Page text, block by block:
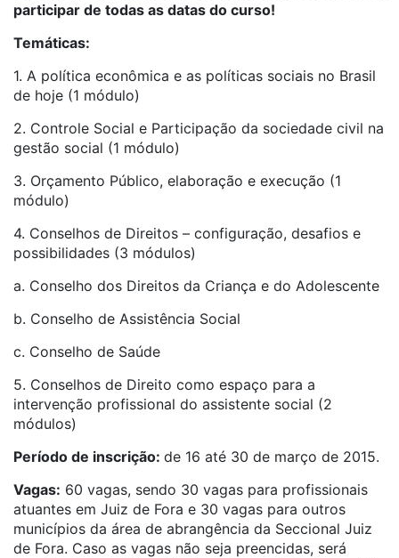
participar de todas as datas do curso!
Temáticas:
1. A política econômica e as políticas sociais no Brasil
de hoje (1 módulo)
2. Controle Social e Participação da sociedade civil na
gestão social (1 módulo)
3. Orçamento Público, elaboração e execução (1
módulo)
4. Conselhos de Direitos – configuração, desafios e
possibilidades (3 módulos)
a. Conselho dos Direitos da Criança e do Adolescente
b. Conselho de Assistência Social
c. Conselho de Saúde
5. Conselhos de Direito como espaço para a
intervenção profissional do assistente social (2
módulos)
Período de inscrição: de 16 até 30 de março de 2015.
Vagas: 60 vagas, sendo 30 vagas para profissionais
atuantes em Juiz de Fora e 30 vagas para outros
municípios da área de abrangência da Seccional Juiz
de Fora. Caso as vagas não seja preencidas, será